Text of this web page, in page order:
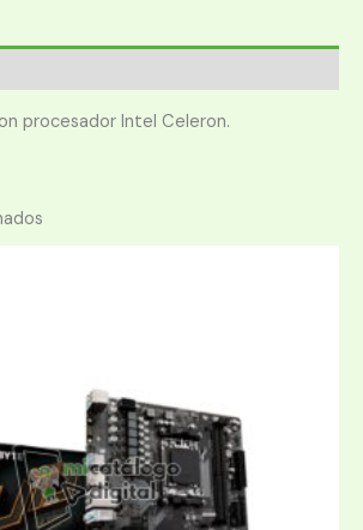
procesador Intel Celeron.